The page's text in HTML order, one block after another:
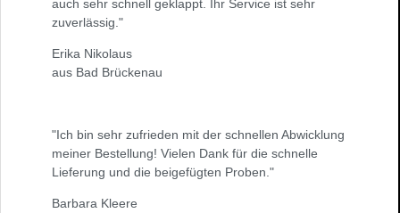
auch sehr schnell geklappt. Ihr Service ist sehr
zuverlässig."
Erika Nikolaus
aus Bad Brückenau
"Ich bin sehr zufrieden mit der schnellen Abwicklung
meiner Bestellung! Vielen Dank für die schnelle
Lieferung und die beigefügten Proben."
Barbara Kleere